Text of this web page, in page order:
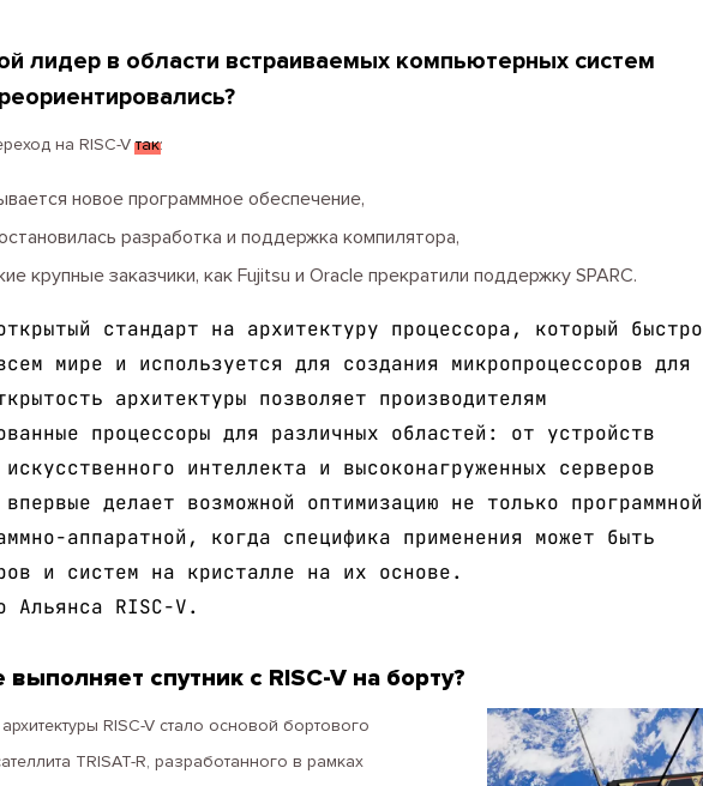
лидер в области встраиваемых компьютерных систем
на RISC-Vтак:
новое программное обеспечение,
разработка и поддержка компилятора,
крупные заказчики, как Fujitsu и Oracle прекратили поддержку SPARC.
стандарт на архитектуру процессора, который быстро
мире и используется для создания микропроцессоров для
архитектуры позволяет производителям
процессоры для различных областей: от устройств
интеллекта и высоконагруженных серверов
делает возможной оптимизацию не только программной
аппаратной, когда специфика применения может быть
и систем на кристалле на их основе.
Альянса RISC-V.
спутник с RISC-V на борту?
RISC-V стало основой бортового
TRISAT-R, разработанного в рамках